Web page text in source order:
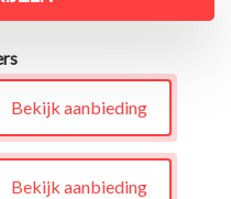
Bekijk aanbieding
Bekijk aanbieding